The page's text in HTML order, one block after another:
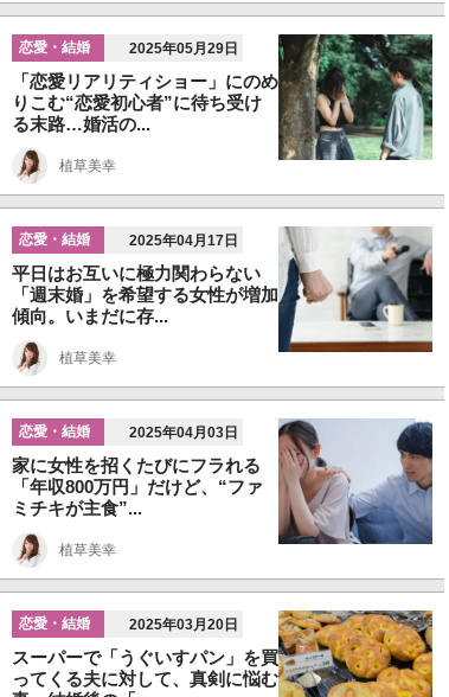
恋愛・結婚 2025年05月29日
「恋愛リアリティショー」にのめ
りこむ“恋愛初心者”に待ち受け
る末路…婚活の...
植草美幸
恋愛・結婚 2025年04月17日
平日はお互いに極力関わらない
「週末婚」を希望する女性が増加
傾向。いまだに存...
植草美幸
恋愛・結婚 2025年04月03日
家に女性を招くたびにフラれる
「年収800万円」だけど、“ファ
ミチキが主食”...
植草美幸
恋愛・結婚 2025年03月20日
スーパーで「うぐいすパン」を買
ってくる夫に対して、真剣に悩む